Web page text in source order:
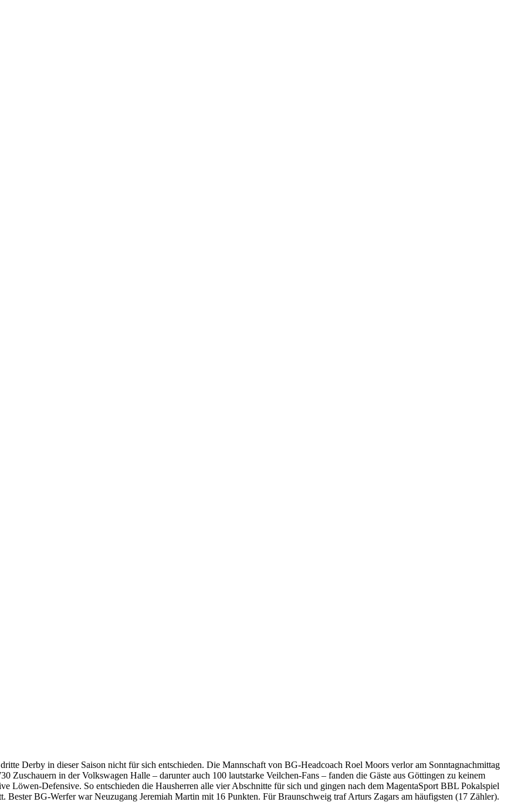
Derby in dieser Saison nicht für sich entschieden. Die Mannschaft von BG-Headcoach Roel Moors verlor am Sonntagnachmittag
Zuschauern in der Volkswagen Halle – darunter auch 100 lautstarke Veilchen-Fans – fanden die Gäste aus Göttingen zu keinem
Löwen-Defensive. So entschieden die Hausherren alle vier Abschnitte für sich und gingen nach dem MagentaSport BBL Pokalspiel
Bester BG-Werfer war Neuzugang Jeremiah Martin mit 16 Punkten. Für Braunschweig traf Arturs Zagars am häufigsten (17 Zähler).